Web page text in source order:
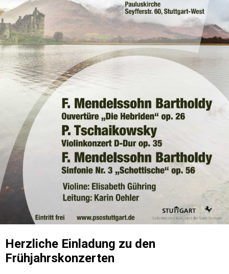
Herzliche Einladung zu den
Frühjahrskonzerten